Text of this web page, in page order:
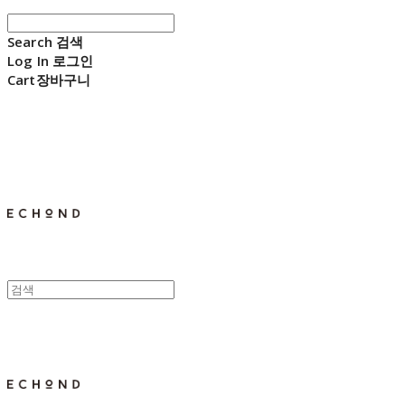
Search 검색
Log In 로그인
Cart장바구니